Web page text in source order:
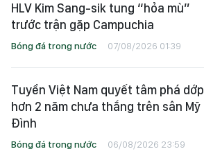
HLV Kim Sang-sik tung “hỏa mù”
trước trận gặp Campuchia
Bóng đá trong nước 07/08/2026 01:39
Tuyển Việt Nam quyết tâm phá dớp
hơn 2 năm chưa thắng trên sân Mỹ
Đình
Bóng đá trong nước 06/08/2026 23:59